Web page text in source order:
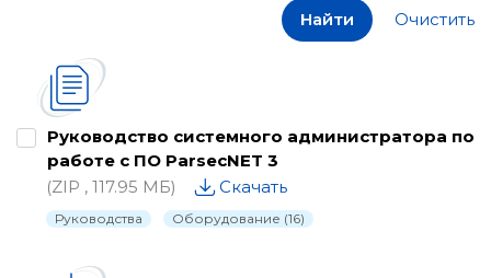
Каталог
Паспорта
Письма о снятии с производства
Найти Очистить
Руководство системного администратора по
работе с ПО ParsecNET 3
(ZIP , 117.95 МБ)
Скачать
Руководства Оборудование (16)